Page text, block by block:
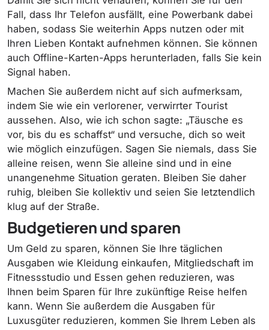
Fall, dass Ihr Telefon ausfällt, eine Powerbank dabei
haben, sodass Sie weiterhin Apps nutzen oder mit
Ihren Lieben Kontakt aufnehmen können. Sie können
auch Offline-Karten-Apps herunterladen, falls Sie kein
Signal haben.
Machen Sie außerdem nicht auf sich aufmerksam,
indem Sie wie ein verlorener, verwirrter Tourist
aussehen. Also, wie ich schon sagte: „Täusche es
vor, bis du es schaffst“ und versuche, dich so weit
wie möglich einzufügen. Sagen Sie niemals, dass Sie
alleine reisen, wenn Sie alleine sind und in eine
unangenehme Situation geraten. Bleiben Sie daher
ruhig, bleiben Sie kollektiv und seien Sie letztendlich
klug auf der Straße.
Budgetieren und sparen
Um Geld zu sparen, können Sie Ihre täglichen
Ausgaben wie Kleidung einkaufen, Mitgliedschaft im
Fitnessstudio und Essen gehen reduzieren, was
Ihnen beim Sparen für Ihre zukünftige Reise helfen
kann. Wenn Sie außerdem die Ausgaben für
Luxusgüter reduzieren, kommen Sie Ihrem Leben als